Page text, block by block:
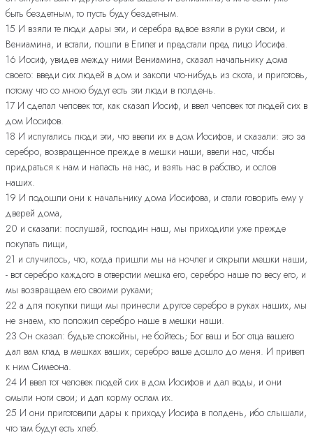
быть бездетным, то пусть буду бездетным.
15 И взяли те люди дары эти, и серебра вдвое взяли в руки свои, и
Вениамина, и встали, пошли в Египет и предстали пред лицо Иосифа.
16 Иосиф, увидев между ними Вениамина, сказал начальнику дома
своего: введи сих людей в дом и заколи что-нибудь из скота, и приготовь,
потому что со мною будут есть эти люди в полдень.
17 И сделал человек тот, как сказал Иосиф, и ввел человек тот людей сих в
дом Иосифов.
18 И испугались люди эти, что ввели их в дом Иосифов, и сказали: это за
серебро, возвращенное прежде в мешки наши, ввели нас, чтобы
придраться к нам и напасть на нас, и взять нас в рабство, и ослов
наших.
19 И подошли они к начальнику дома Иосифова, и стали говорить ему у
дверей дома,
20 и сказали: послушай, господин наш, мы приходили уже прежде
покупать пищи,
21 и случилось, что, когда пришли мы на ночлег и открыли мешки наши,
- вот серебро каждого в отверстии мешка его, серебро наше по весу его, и
мы возвращаем его своими руками;
22 а для покупки пищи мы принесли другое серебро в руках наших, мы
не знаем, кто положил серебро наше в мешки наши.
23 Он сказал: будьте спокойны, не бойтесь; Бог ваш и Бог отца вашего
дал вам клад в мешках ваших; серебро ваше дошло до меня. И привел
к ним Симеона.
24 И ввел тот человек людей сих в дом Иосифов и дал воды, и они
омыли ноги свои; и дал корму ослам их.
25 И они приготовили дары к приходу Иосифа в полдень, ибо слышали,
что там будут есть хлеб.